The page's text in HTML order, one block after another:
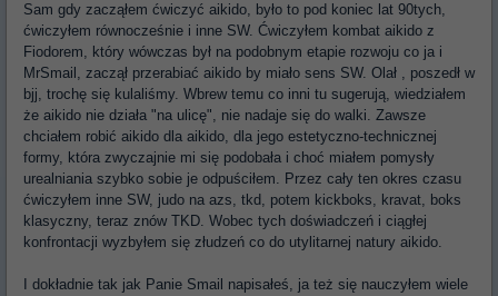
Sam gdy zacząłem ćwiczyć aikido, było to pod koniec lat 90tych,
ćwiczyłem równocześnie i inne SW. Ćwiczyłem kombat aikido z
Fiodorem, który wówczas był na podobnym etapie rozwoju co ja i
MrSmail, zaczął przerabiać aikido by miało sens SW. Olał , poszedł w
bjj, trochę się kulaliśmy. Wbrew temu co inni tu sugerują, wiedziałem
że aikido nie działa "na ulicę", nie nadaje się do walki. Zawsze
chciałem robić aikido dla aikido, dla jego estetyczno-technicznej
formy, która zwyczajnie mi się podobała i choć miałem pomysły
urealniania szybko sobie je odpuściłem. Przez cały ten okres czasu
ćwiczyłem inne SW, judo na azs, tkd, potem kickboks, kravat, boks
klasyczny, teraz znów TKD. Wobec tych doświadczeń i ciągłej
konfrontacji wyzbyłem się złudzeń co do utylitarnej natury aikido.
I dokładnie tak jak Panie Smail napisałeś, ja też się nauczyłem wiele